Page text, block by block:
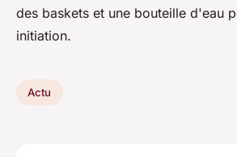
des baskets et une bouteille d'eau
initiation.
Actu